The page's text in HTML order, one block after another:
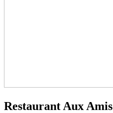
Restaurant Aux Amis